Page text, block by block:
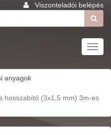
Viszonteladói belépés
anyagok
hosszabító (3x1,5 mm) 3m-es